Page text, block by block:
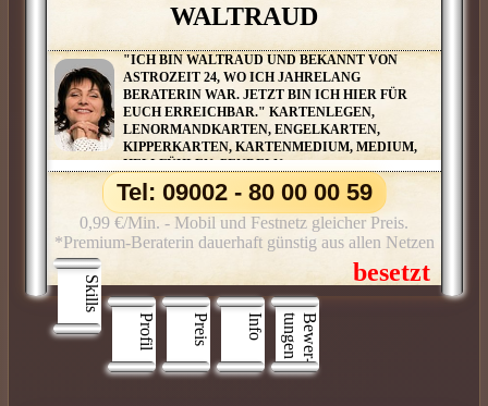
WALTRAUD
"ICH BIN WALTRAUD UND BEKANNT VON
ASTROZEIT 24, WO ICH JAHRELANG
BERATERIN WAR. JETZT BIN ICH HIER FÜR
EUCH ERREICHBAR." KARTENLEGEN,
LENORMANDKARTEN, ENGELKARTEN,
KIPPERKARTEN, KARTENMEDIUM, MEDIUM,
HELLFÜHLEN, PENDELN
Skills
Profil
Preis Info B
e
w
e
r
­
t
u
n
g
e
n
Tel: 09002 - 80 00 00 59
0,99 €/Min. - Mobil und Festnetz gleicher Preis.
*Premium-Beraterin dauerhaft günstig aus allen Netzen